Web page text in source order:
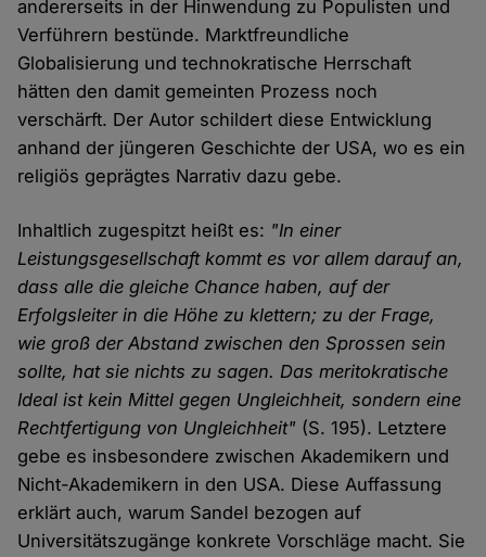
andererseits in der Hinwendung zu Populisten und
Verführern bestünde. Marktfreundliche
Globalisierung und technokratische Herrschaft
hätten den damit gemeinten Prozess noch
verschärft. Der Autor schildert diese Entwicklung
anhand der jüngeren Geschichte der USA, wo es ein
religiös geprägtes Narrativ dazu gebe.
Inhaltlich zugespitzt heißt es: "In einer
Leistungsgesellschaft kommt es vor allem darauf an,
dass alle die gleiche Chance haben, auf der
Erfolgsleiter in die Höhe zu klettern; zu der Frage,
wie groß der Abstand zwischen den Sprossen sein
sollte, hat sie nichts zu sagen. Das meritokratische
Ideal ist kein Mittel gegen Ungleichheit, sondern eine
Rechtfertigung von Ungleichheit" (S. 195). Letztere
gebe es insbesondere zwischen Akademikern und
Nicht-Akademikern in den USA. Diese Auffassung
erklärt auch, warum Sandel bezogen auf
Universitätszugänge konkrete Vorschläge macht. Sie